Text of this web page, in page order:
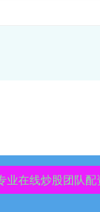
业在线炒股团队配